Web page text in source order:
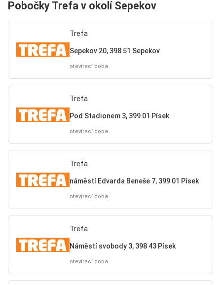
Pobočky Trefa v okolí Sepekov
Trefa
Sepekov 20, 398 51 Sepekov
otevírací doba
Trefa
Pod Stadionem 3, 399 01 Písek
otevírací doba
Trefa
náměstí Edvarda Beneše 7, 399 01 Písek
otevírací doba
Trefa
Náměstí svobody 3, 398 43 Písek
otevírací doba